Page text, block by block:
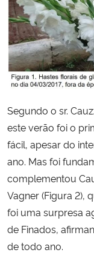
Segundo o sr.
este verão foi o
fácil, apesar do
ano. Mas foi
complementou
Vagner (Figura 2),
foi uma surpresa
de Finados,
de todo ano.